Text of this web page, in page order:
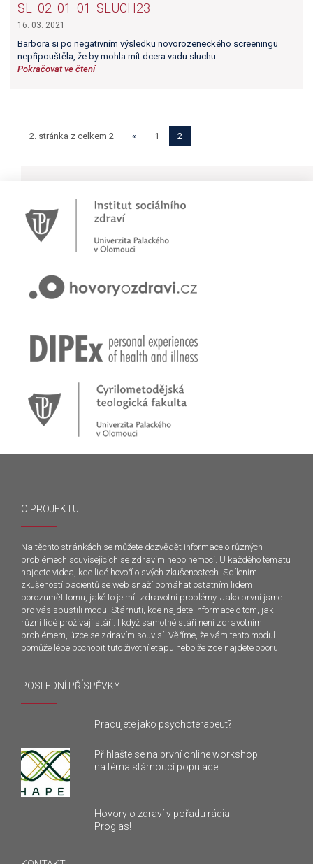
SL_02_01_01_SLUCH23
16. 03. 2021
Barbora si po negativním výsledku novorozeneckého screeningu
nepřipouštěla, že by mohla mít dcera vadu sluchu.
Pokračovat ve čtení
2. stránka z celkem 2 « 1 2
Novinky
Přihlašte se na první online workshop na téma stárnoucí
Zkušenosti rodičů dětí s epilepsií
Začínáme nové téma! Sluchová vada u dětí
O PROJEKTU
Na těchto stránkách se můžete dozvědět informace o různých
problémech souvisejících se zdravím nebo nemocí. U každého tématu
najdete videa, kde lidé hovoří o svých zkušenostech. Sdílením
zkušeností pacientů se web snaží pomáhat ostatním lidem
porozumět tomu, jaké to je mít zdravotní problémy. Jako první jsme
pro vás spustili modul Stárnutí, kde najdete informace o tom, jak
různí lidé prožívají stáří. I když samotné stáří není zdravotním
problémem, úzce se zdravím souvisí. Věříme, že vám tento modul
pomůže lépe pochopit tuto životní etapu nebo že zde najdete oporu.
POSLEDNÍ PŘÍSPĚVKY
Pracujete jako psychoterapeut?
Přihlašte se na první online workshop
na téma stárnoucí populace
Hovory o zdraví v pořadu rádia
Proglas!